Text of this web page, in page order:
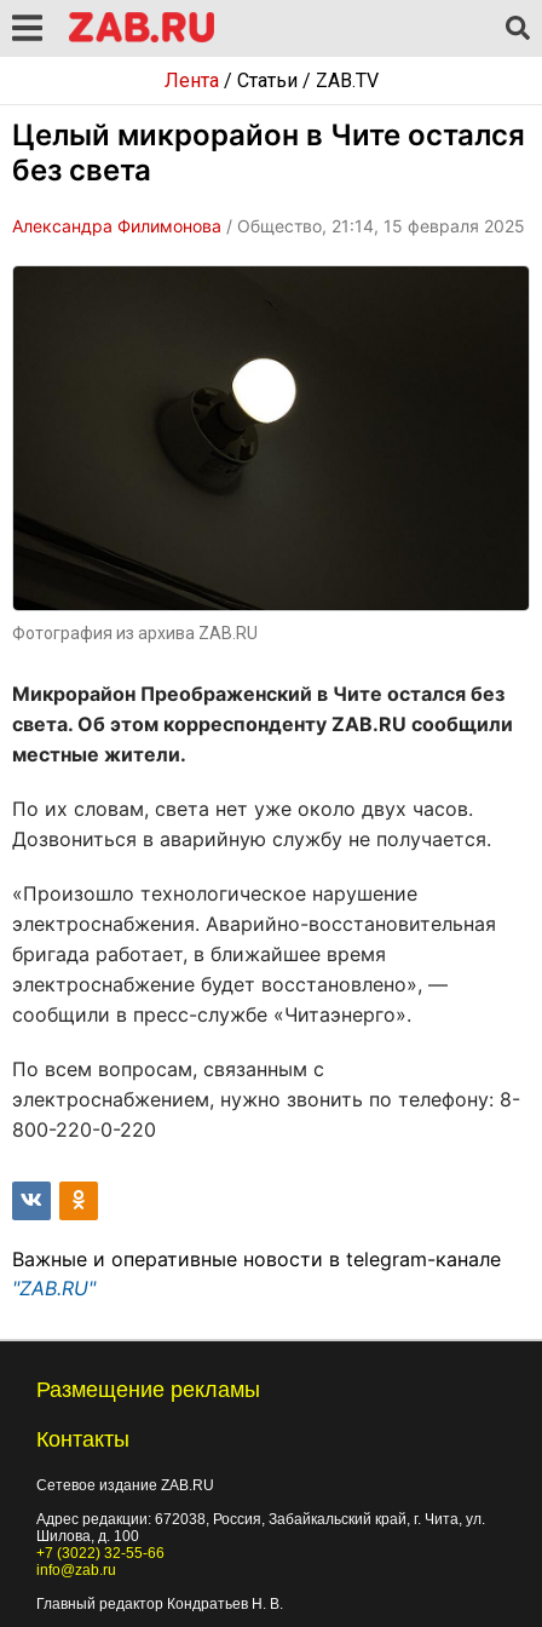
Лента/ Статьи/ ZAB.TV
Целый микрорайон в Чите остался
без света
Александра Филимонова / Общество, 21:14, 15 февраля 2025
Фотография из архива ZAB.RU
Микрорайон Преображенский в Чите остался без
света. Об этом корреспонденту ZAB.RU сообщили
местные жители.
По их словам, света нет уже около двух часов.
Дозвониться в аварийную службу не получается.
«Произошло технологическое нарушение
электроснабжения. Аварийно-восстановительная
бригада работает, в ближайшее время
электроснабжение будет восстановлено», —
сообщили в пресс-службе «Читаэнерго».
По всем вопросам, связанным с
электроснабжением, нужно звонить по телефону: 8-
800-220-0-220
Важные и оперативные новости в telegram-канале
"ZAB.RU"
Размещение рекламы
Контакты
Сетевое издание ZAB.RU
Адрес редакции: 672038 , Россия, Забайкальский край, г. Чита ул.
Шилова, д. 100
+7 (3022) 32-55-66
info@zab.ru
Главный редактор Кондратьев Н. В.